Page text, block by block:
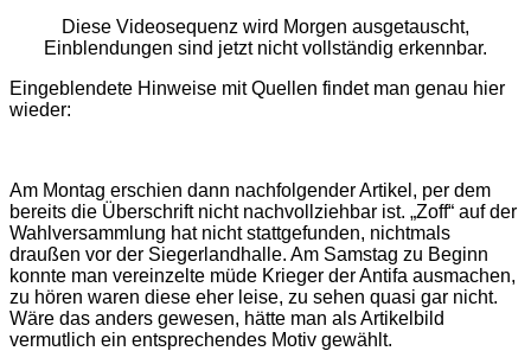
Diese Videosequenz wird Morgen ausgetauscht,
Einblendungen sind jetzt nicht vollständig erkennbar.
Eingeblendete Hinweise mit Quellen findet man genau hier
wieder:
Am Montag erschien dann nachfolgender Artikel, per dem
bereits die Überschrift nicht nachvollziehbar ist. „Zoff“ auf der
Wahlversammlung hat nicht stattgefunden, nichtmals
draußen vor der Siegerlandhalle. Am Samstag zu Beginn
konnte man vereinzelte müde Krieger der Antifa ausmachen,
zu hören waren diese eher leise, zu sehen quasi gar nicht.
Wäre das anders gewesen, hätte man als Artikelbild
vermutlich ein entsprechendes Motiv gewählt.